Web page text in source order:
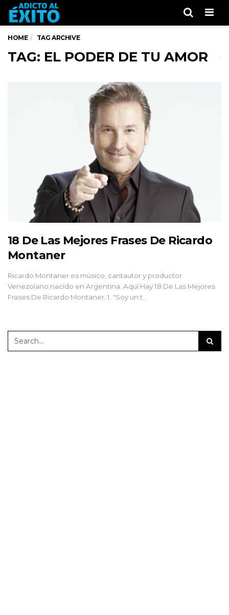
HOME TAG ARCHIVE
TAG: EL PODER DE TU AMOR
18 De Las Mejores Frases De Ricardo
Montaner
Ricardo Montaner es músico, cantautor y productor
Venezolano nacido en Argentina. Aquí Hay 18 De Las Mejores
Frases De Ricardo Montaner: 1. "Soy un t…